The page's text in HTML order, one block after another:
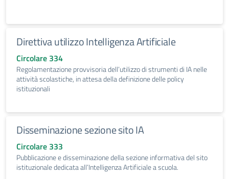
Direttiva utilizzo Intelligenza Artificiale
Circolare 334
Regolamentazione provvisoria dell’utilizzo di strumenti di IA nelle
attività scolastiche, in attesa della definizione delle policy
istituzionali
Disseminazione sezione sito IA
Circolare 333
Pubblicazione e disseminazione della sezione informativa del sito
istituzionale dedicata all’Intelligenza Artificiale a scuola.